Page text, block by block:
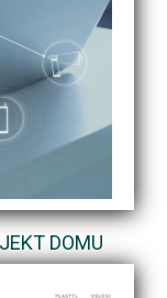
DOMU